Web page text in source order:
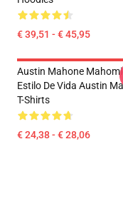
€ 39,51 - € 45,95
Austin Mahone
Estilo De Vida Austin
T-Shirts
€ 24,38 - € 28,06